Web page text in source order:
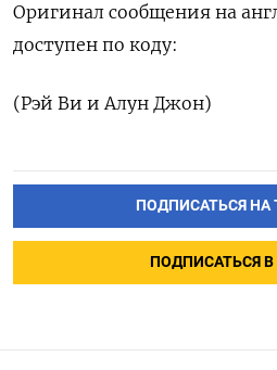
Оригинал сообщения на
доступен по коду:
(Рэй Ви и Алун Джон)
ПОДПИСАТЬСЯ НА
ПОДПИСАТЬСЯ В